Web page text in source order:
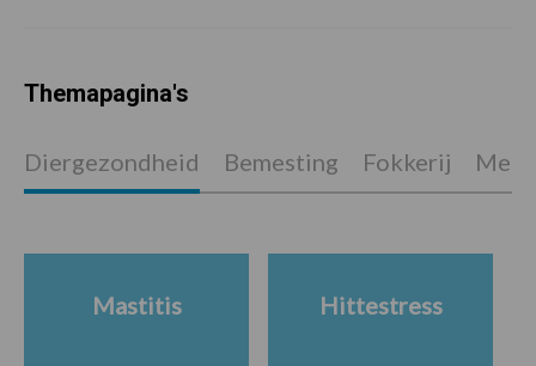
Themapagina's
Diergezondheid Bemesting Fokkerij
Mastitis Hittestress